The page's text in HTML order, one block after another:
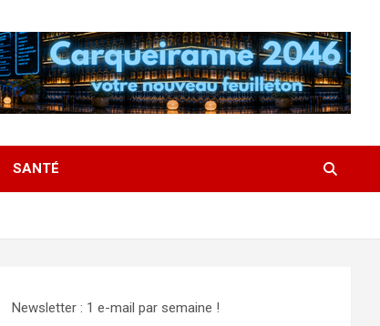
SANTÉ
Newsletter : 1 e-mail par semaine !